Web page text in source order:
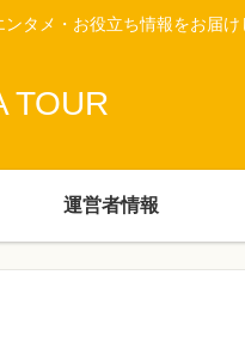
タメ・お役立ち情報をお届け
TOUR
運営者情報